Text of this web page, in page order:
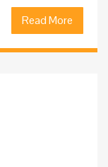
Read More